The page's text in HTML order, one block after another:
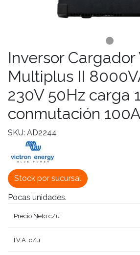
Inversor Cargador
Multiplus II
230V 50Hz carga
conmutación 100A
SKU: AD2244
Stock por sucursal
Pocas unidades.
Precio Neto c/u
I.V.A. c/u